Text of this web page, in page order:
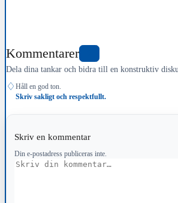
Kommentarer
Dela dina tankar och bidra till en konstruktiv
♢ Håll en god ton.
Skriv sakligt och respektfullt.
Skriv en kommentar
Din e-postadress publiceras inte.
Kommentar